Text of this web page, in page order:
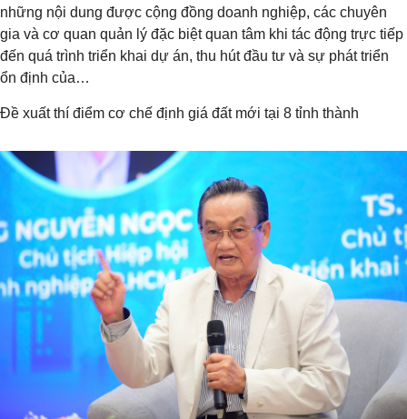
những nội dung được cộng đồng doanh nghiệp, các chuyên
gia và cơ quan quản lý đặc biệt quan tâm khi tác động trực tiếp
đến quá trình triển khai dự án, thu hút đầu tư và sự phát triển
ổn định của…
Đề xuất thí điểm cơ chế định giá đất mới tại 8 tỉnh thành